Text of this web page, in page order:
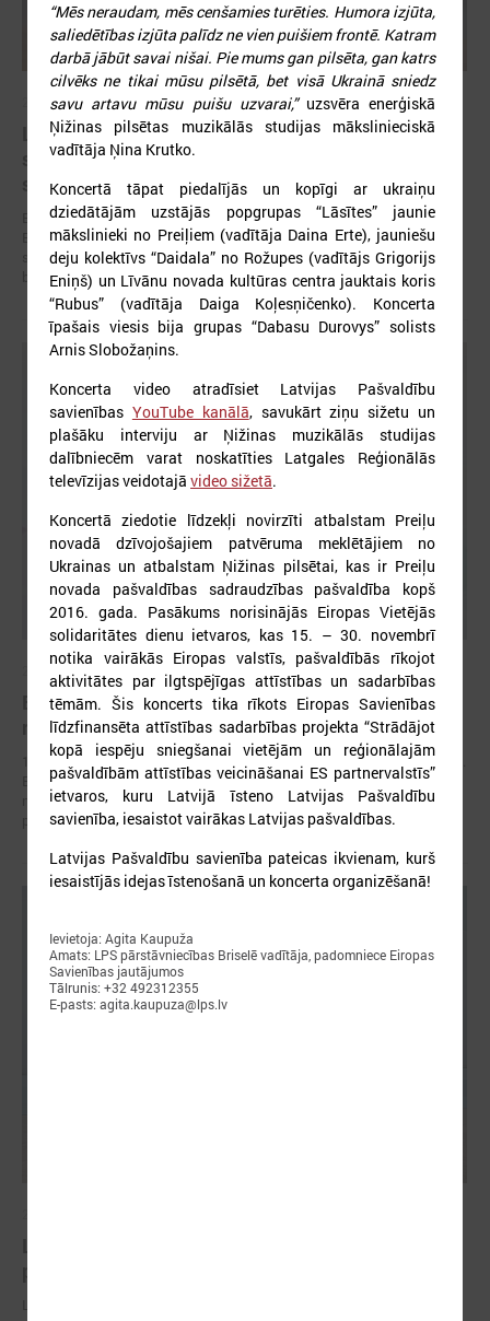
2026. gada 19. jūnijs
Latvijas pašvaldības aicinātas pieteikties
sadarbībai ar Ukrainas pašvaldībām veltītai
starptautiskai balvai
Eiropas Pašvaldību un reģionu padome sadarbībā ar “U-LEAD with
Europe” un Latvijas Pašvaldību savienību izsludinājusi pieteikšanos
starptautiskai pašvaldību sadarbības balvai “Uzticības tiltu sadarbības
balva 2026”.
2026. gada 17. jūnijs
Eiropas pilsētu līderi Gimarainšā vienojas par
rīcību klimata noturības stiprināšanai
17. jūnijā Eiropas Zaļajā galvaspilsētā Gimarainšā (Portugālē) sākās 13.
Eiropas Pilsētu noturības forums (EURESFO 2026), kas pulcē vairāk
nekā 400 pašvaldību vadītājus, pilsētplānotājus, klimata ekspertus un
politikas veidotājus no visas Eiropas.
“Mēs neraudam, mēs cenšamies turēties. Humora izjūta,
saliedētības izjūta palīdz ne vien puišiem frontē. Katram
darbā jābūt savai nišai. Pie mums gan pilsēta, gan katrs
cilvēks ne tikai mūsu pilsētā, bet visā Ukrainā sniedz
savu artavu mūsu puišu uzvarai,”uzsvēra enerģiskā
Ņižinas pilsētas muzikālās studijas mākslinieciskā
vadītāja Ņina Krutko.
Koncertā tāpat piedalījās un kopīgi ar ukraiņu
dziedātājām uzstājās popgrupas “Lāsītes” jaunie
mākslinieki no Preiļiem (vadītāja Daina Erte), jauniešu
deju kolektīvs “Daidala” no Rožupes (vadītājs Grigorijs
Eniņš) un Līvānu novada kultūras centra jauktais koris
“Rubus” (vadītāja Daiga Koļesņičenko). Koncerta
īpašais viesis bija grupas “Dabasu Durovys” solists
Arnis Slobožaņins.
Koncerta video atradīsiet Latvijas Pašvaldību
savienības YouTube kanālā, savukārt ziņu sižetu un
plašāku interviju ar Ņižinas muzikālās studijas
dalībniecēm varat noskatīties Latgales Reģionālās
televīzijas veidotajā video sižetā.
Koncertā ziedotie līdzekļi novirzīti atbalstam Preiļu
novadā dzīvojošajiem patvēruma meklētājiem no
Ukrainas un atbalstam Ņižinas pilsētai, kas ir Preiļu
novada pašvaldības sadraudzības pašvaldība kopš
2016. gada. Pasākums norisinājās Eiropas Vietējās
solidaritātes dienu ietvaros, kas 15. – 30. novembrī
notika vairākās Eiropas valstīs, pašvaldībās rīkojot
aktivitātes par ilgtspējīgas attīstības un sadarbības
tēmām. Šis koncerts tika rīkots Eiropas Savienības
līdzfinansēta attīstības sadarbības projekta “Strādājot
kopā iespēju sniegšanai vietējām un reģionālajām
pašvaldībām attīstības veicināšanai ES partnervalstīs”
ietvaros, kuru Latvijā īsteno Latvijas Pašvaldību
savienība, iesaistot vairākas Latvijas pašvaldības.
Latvijas Pašvaldību savienība pateicas ikvienam, kurš
iesaistījās idejas īstenošanā un koncerta organizēšanā!
Ievietoja: Agita Kaupuža
Amats: LPS pārstāvniecības Briselē vadītāja, padomniece Eiropas
Savienības jautājumos
Tālrunis: +32 492312355
E-pasts: agita.kaupuza@lps.lv